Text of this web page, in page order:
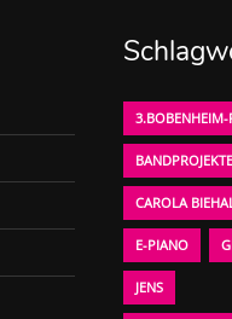
3.BOBENHEIM-
BANDPROJEKTE
CAROLA
E-PIANO
JENS